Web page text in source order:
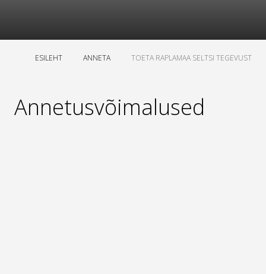
ESILEHT ANNETA TOETA RAPLAMAA SELTSI TEGEVUST
Annetusvõimalused